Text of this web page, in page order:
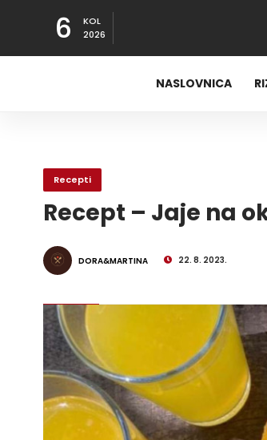
6
KOL
2026
NASLOVNICA
Recepti
Recept – Jaje na
DORA&MARTINA 22. 8. 2023.